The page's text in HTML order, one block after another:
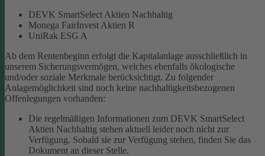
DEVK SmartSelect Aktien Nachhaltig
Monega FairInvest Aktien R
UniRak ESG A
Ab dem Rentenbeginn erfolgt die Kapitalanlage ausschließlich in
unserem Sicherungsvermögen, welches ebenfalls ökologische
und/oder soziale Merkmale berücksichtigt. Zu folgender
Anlagemöglichkeit sind noch keine nachhaltigkeitsbezogenen
Offenlegungen vorhanden:
Die regelmäßigen Informationen zum DEVK SmartSelect
Aktien Nachhaltig stehen aktuell leider noch nicht zur
Verfügung. Sobald sie zur Verfügung stehen, finden Sie das
Dokument an dieser Stelle.